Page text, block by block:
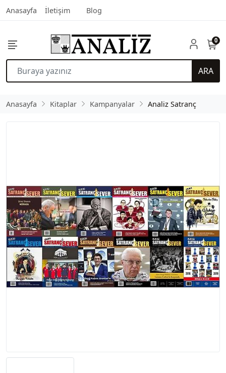
Anasayfa İletişim Blog
ARA
0
Anasayfa Kitaplar Kampanyalar Analiz Satranç